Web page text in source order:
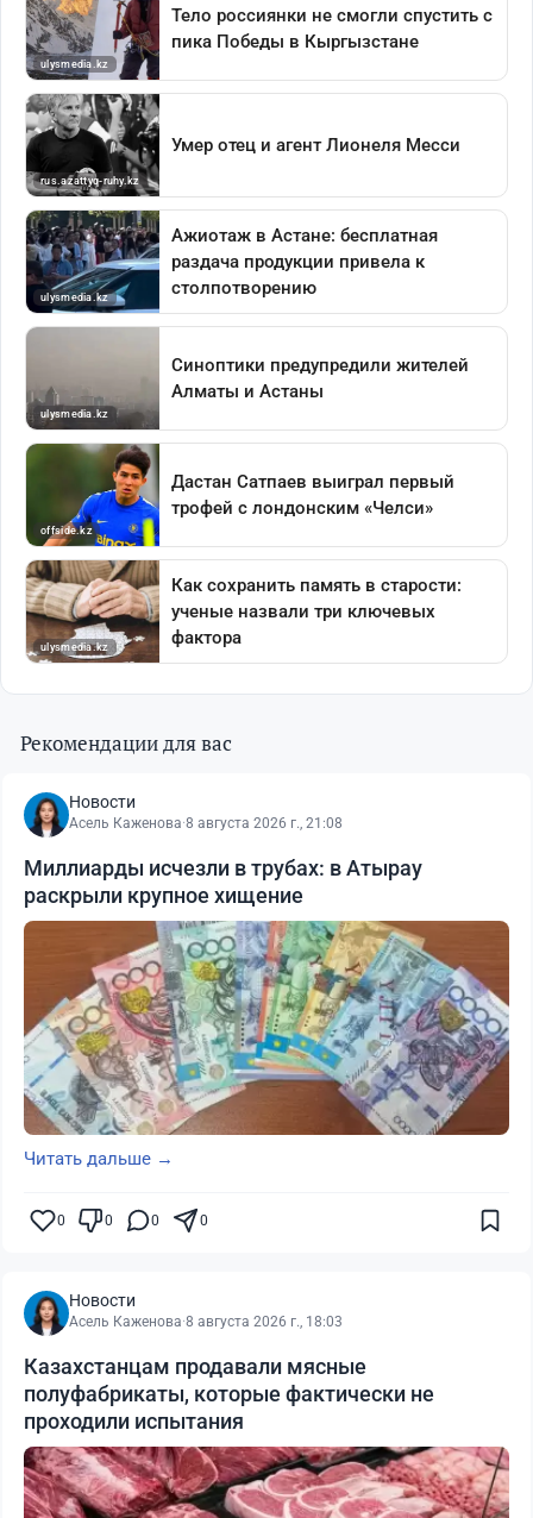
Рекомендации для вас
Новости
Асель Каженова·8 августа 2026 г., 21:08
Миллиарды исчезли в трубах: в Атырау
раскрыли крупное хищение
Читать дальше →
0 0 0 0
Новости
Асель Каженова·8 августа 2026 г., 18:03
Казахстанцам продавали мясные
полуфабрикаты, которые фактически не
проходили испытания